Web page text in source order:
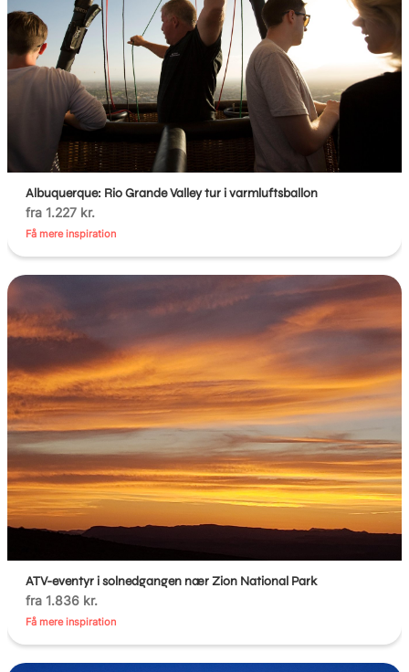
Albuquerque: Rio Grande Valley tur i varmluftsballon
fra 1.227 kr.
Få mere inspiration
ATV-eventyr i solnedgangen nær Zion National Park
fra 1.836 kr.
Få mere inspiration